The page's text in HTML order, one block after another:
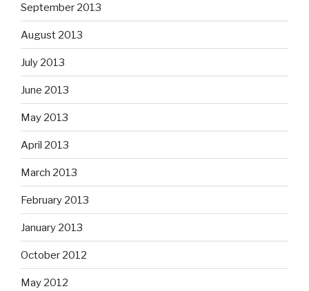
September 2013
August 2013
July 2013
June 2013
May 2013
April 2013
March 2013
February 2013
January 2013
October 2012
May 2012